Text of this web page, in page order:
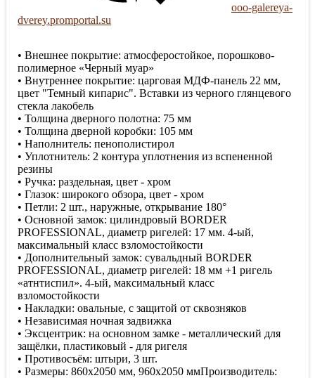
ooo-galereya-
dverey.promportal.su
• Внешнее покрытие: атмосферостойкое, порошково-
полимерное «Черный муар»
• Внутреннее покрытие: царговая МДФ-панель 22 мм,
цвет "Темный кипарис". Вставки из черного глянцевого
стекла лакобель
• Толщина дверного полотна: 75 мм
• Толщина дверной коробки: 105 мм
• Наполнитель: пенополистирол
• Уплотнитель: 2 контура уплотнения из вспененной
резины
• Ручка: раздельная, цвет - хром
• Глазок: широкого обзора, цвет - хром
• Петли: 2 шт., наружные, открывание 180°
• Основной замок: цилиндровый BORDER
PROFESSIONAL, диаметр ригелей: 17 мм. 4-ый,
максимальный класс взломостойкости
• Дополнительный замок: сувальдный BORDER
PROFESSIONAL, диаметр ригелей: 18 мм +1 ригель
«атнтиспил». 4-ый, максимальный класс
взломостойкости
• Накладки: овальные, с защитой от сквозняков
• Независимая ночная задвижка
• Эксцентрик: на основном замке - металлический для
защёлки, пластиковый - для ригеля
• Противосъём: штыри, 3 шт.
• Размеры: 860х2050 мм, 960х2050 ммПроизводитель: